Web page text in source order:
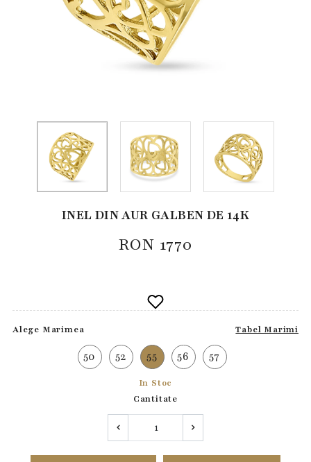
INEL DIN AUR GALBEN DE 14K
RON 1770
Alege Marimea Tabel Marimi
50 52 55 56 57
In Stoc
Cantitate